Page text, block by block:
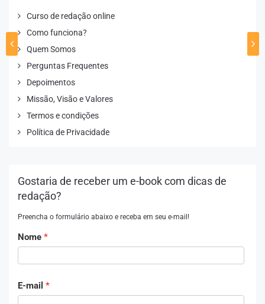
Curso de redação online
Como funciona?
Quem Somos
Perguntas Frequentes
Depoimentos
Missão, Visão e Valores
Termos e condições
Política de Privacidade
Gostaria de receber um e-book com dicas de
redação?
Preencha o formulário abaixo e receba em seu e-mail!
Nome
E-mail